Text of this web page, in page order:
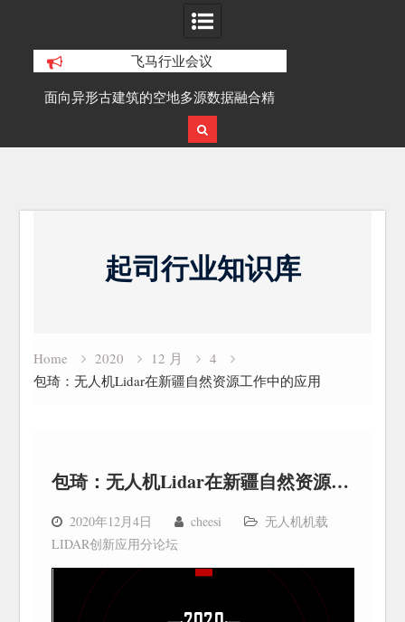
飞马行业会议
面向异形古建筑的空地多源数据融合精
细化三维重建研究
起司行业知识库
Home 2020 12 月
4
包琦：无人机Lidar在新疆自然资源工作中的应用
包琦：无人机Lidar在新疆自然资源工作中的应用
2020年12月4日 cheesi
无人机机载
LIDAR创新应用分论坛